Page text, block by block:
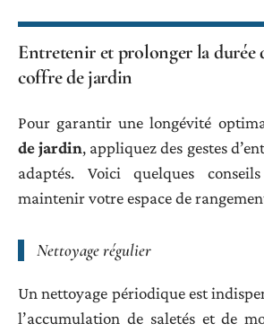
Entretenir et prolonger la durée
coffre de jardin
Pour garantir une longévité
de jardin, appliquez des gestes
adaptés. Voici quelques
maintenir votre espace de
Nettoyage régulier
Un nettoyage périodique est
l’accumulation de saletés et de